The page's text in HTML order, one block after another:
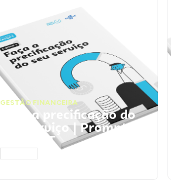
GESTÃO FINANCEIRA
Faça a precificação do
seu serviço | Prompts
ChatGPT